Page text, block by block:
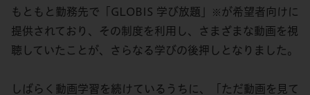
もともと勤務先で「GLOBIS 学び放題」 ※ が希望者向けに
提供されており、その制度を利用し、さまざまな動画を視
聴していたことが、さらなる学びの後押しとなりました。
しばらく動画学習を続けているうちに、「ただ動画を見て